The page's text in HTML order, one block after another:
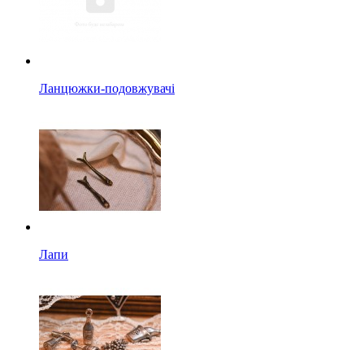
Ланцюжки-подовжувачі
Лапи